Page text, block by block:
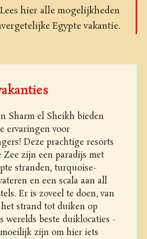
hier alle mogelijkheden
Egypte vakantie.
Sharm el Sheikh bieden
ervaringen voor
Deze prachtige resorts
Zee zijn een paradijs met
stranden, turquoise-
en een scala aan all
Er is zoveel te doen, van
strand tot duiken op
werelds beste duiklocaties -
zijn om hier iets